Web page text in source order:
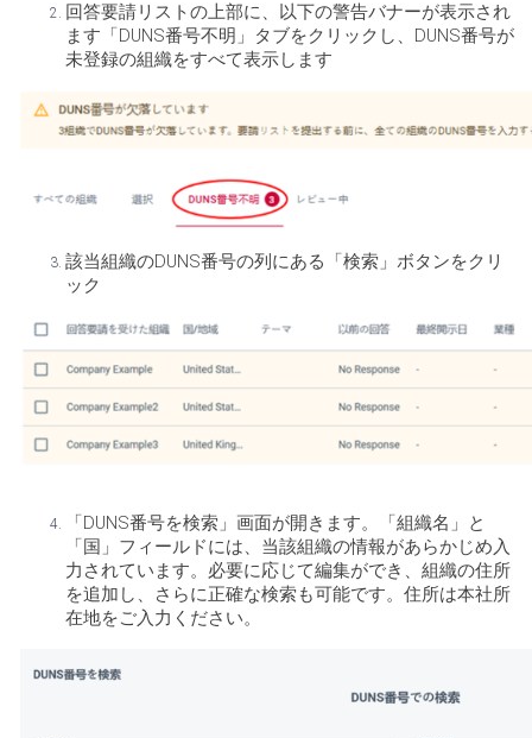
回答要請リストの上部に、以下の警告バナーが表示され
ます「DUNS番号不明」タブをクリックし、DUNS番号が
未登録の組織をすべて表示します
該当組織のDUNS番号の列にある「検索」ボタンをクリ
ック
「DUNS番号を検索」画面が開きます。「組織名」と
「国」フィールドには、当該組織の情報があらかじめ入
力されています。必要に応じて編集ができ、組織の住所
を追加し、さらに正確な検索も可能です。住所は本社所
在地をご入力ください。